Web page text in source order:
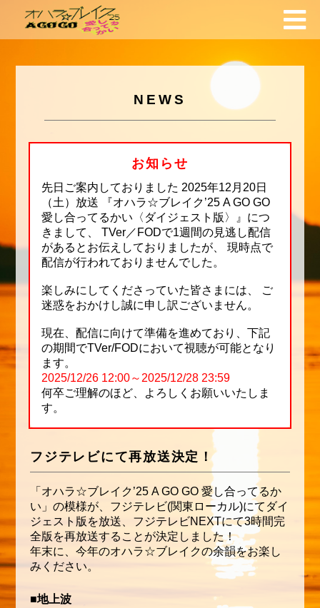
NEWS
お知らせ
先日ご案内しておりました 2025年12月20日
（土）放送 『オハラ☆ブレイク’25 A GO GO
愛し合ってるかい〈ダイジェスト版〉』につ
きまして、 TVer／FODで1週間の見逃し配信
があるとお伝えしておりましたが、 現時点で
配信が行われておりませんでした。
楽しみにしてくださっていた皆さまには、 ご
迷惑をおかけし誠に申し訳ございません。
現在、配信に向けて準備を進めており、下記
の期間でTVer/FODにおいて視聴が可能となり
ます。
2025/12/26 12:00～2025/12/28 23:59
何卒ご理解のほど、よろしくお願いいたしま
す。
フジテレビにて再放送決定！
「オハラ☆ブレイク’25 A GO GO 愛し合ってるか
い」の模様が、フジテレビ(関東ローカル)にてダイ
ジェスト版を放送、フジテレビNEXTにて3時間完
全版を再放送することが決定しました！
年末に、今年のオハラ☆ブレイクの余韻をお楽し
みください。
■地上波